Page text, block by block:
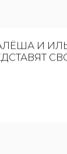
И